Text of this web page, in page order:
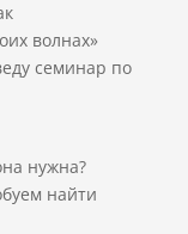
волнах»
семинар по
нужна?
найти